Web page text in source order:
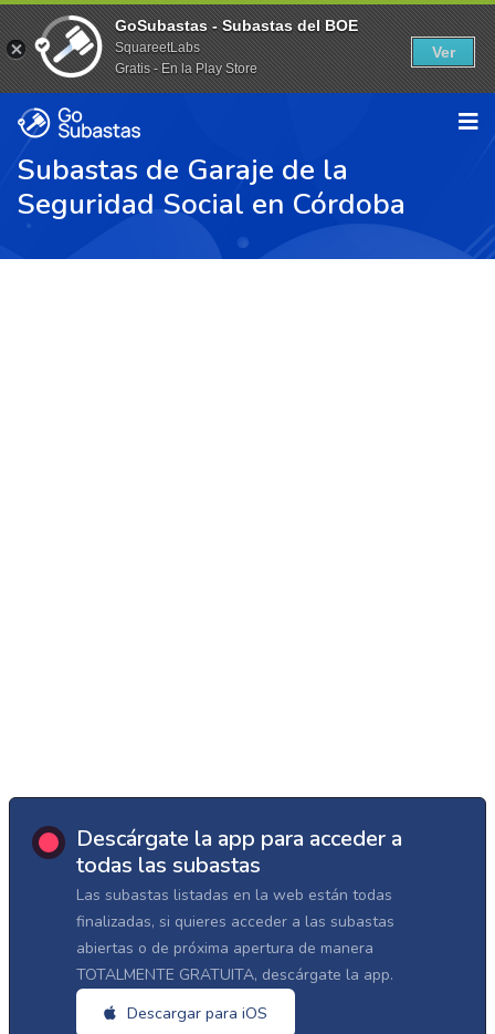
Subastas de Garaje de la
Seguridad Social en Córdoba
Descárgate la app para acceder a
todas las subastas
Las subastas listadas en la web están todas
finalizadas, si quieres acceder a las subastas
abiertas o de próxima apertura de manera
TOTALMENTE GRATUITA, descárgate la app.
Descargar para iOS
GoSubastas - Subastas del BOE
SquareetLabs
Gratis - En la Play Store
Ver